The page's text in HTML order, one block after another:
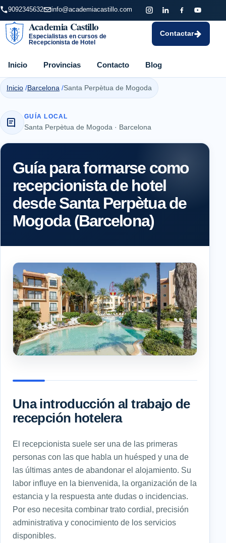
9092345632 info@academiacastillo.com
Academia Castillo
Especialistas en cursos de
Recepcionista de Hotel
Inicio Provincias Contacto Blog
Contactar
Inicio Barcelona Santa Perpètua de Mogoda
GUÍA LOCAL
Santa Perpètua de Mogoda · Barcelona
Guía para formarse como
recepcionista de hotel
desde Santa Perpètua de
Mogoda (Barcelona)
Una introducción al trabajo de
recepción hotelera
El recepcionista suele ser una de las primeras
personas con las que habla un huésped y una de
las últimas antes de abandonar el alojamiento. Su
labor influye en la bienvenida, la organización de la
estancia y la respuesta ante dudas o incidencias.
Por eso necesita combinar trato cordial, precisión
administrativa y conocimiento de los servicios
disponibles.